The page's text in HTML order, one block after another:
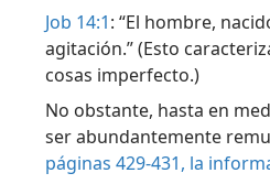
Job 14:1: “El hombre,
agitación.” (Esto
cosas imperfecto.)
No obstante, hasta en
ser abundantemente
páginas 429-431, la